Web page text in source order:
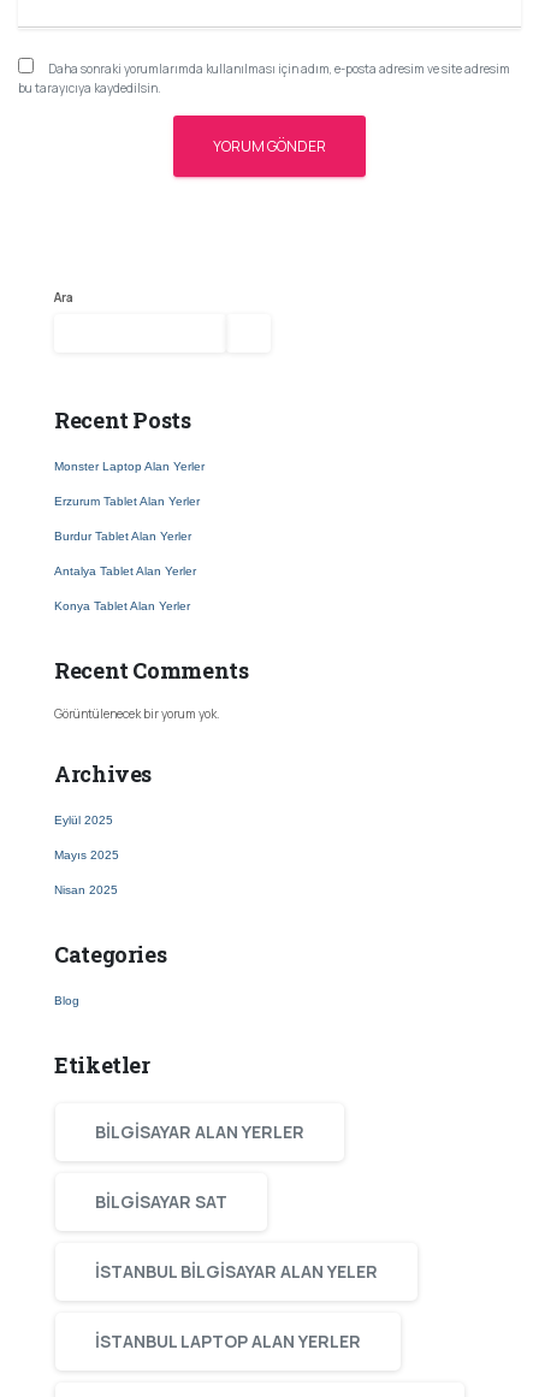
Daha sonraki yorumlarımda kullanılması için adım, e-posta adresim ve site adresim
bu tarayıcıya kaydedilsin.
Ara
Recent Posts
Monster Laptop Alan Yerler
Erzurum Tablet Alan Yerler
Burdur Tablet Alan Yerler
Antalya Tablet Alan Yerler
Konya Tablet Alan Yerler
Recent Comments
Görüntülenecek bir yorum yok.
Archives
Eylül 2025
Mayıs 2025
Nisan 2025
Categories
Blog
Etiketler
BILGISAYAR ALAN YERLER
BILGISAYAR SAT
ISTANBUL BILGISAYAR ALAN YELER
ISTANBUL LAPTOP ALAN YERLER